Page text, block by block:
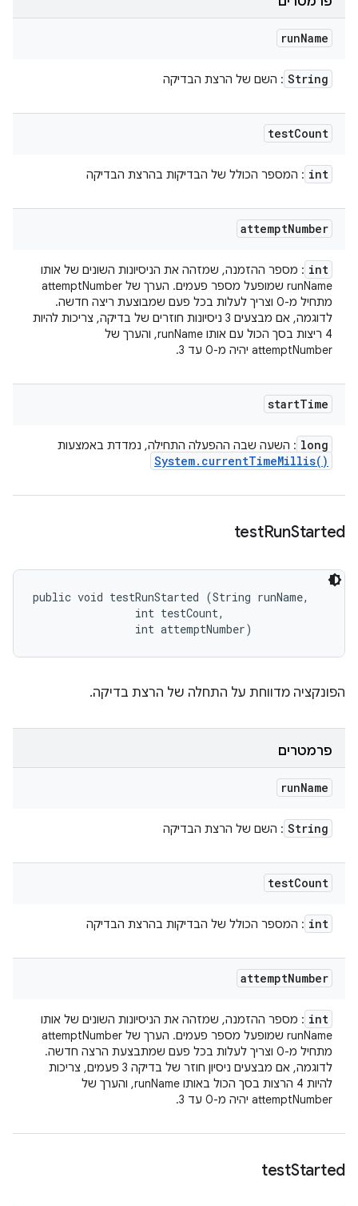
runName
String : השם של הרצת הבדיקה
testCount
int : המספר הכולל של הבדיקות בהרצת הבדיקה
attemptNumber
int : מספר ההזמנה, שמזהה את הניסיונות השונים של אותו
runName שמופעל מספר פעמים. הערך של attemptNumber
מתחיל מ-0 וצריך לעלות בכל פעם שמבוצעת ריצה חדשה.
לדוגמה, אם מבצעים 3 ניסיונות חוזרים של בדיקה, צריכות להיות
4 ריצות בסך הכול עם אותו runName, והערך של
attemptNumber יהיה מ-0 עד 3.
startTime
long : השעה שבה ההפעלה התחילה, נמדדת באמצעות
System. currentTimeMillis( )
testRunStarted
public void testRunStarted (String runName,
                int testCount,
                int attemptNumber)
הפונקציה מדווחת על התחלה של הרצת בדיקה.
פרמטרים
runName
String : השם של הרצת הבדיקה
testCount
int : המספר הכולל של הבדיקות בהרצת הבדיקה
attemptNumber
int : מספר ההזמנה, שמזהה את הניסיונות השונים של אותו
runName שמופעל מספר פעמים. הערך של attemptNumber
מתחיל מ-0 וצריך לעלות בכל פעם שמתבצעת הרצה חדשה.
לדוגמה, אם מבצעים ניסיון חוזר של בדיקה 3 פעמים, צריכות
להיות 4 הרצות בסך הכול באותו runName, והערך של
attemptNumber יהיה מ-0 עד 3.
testStarted